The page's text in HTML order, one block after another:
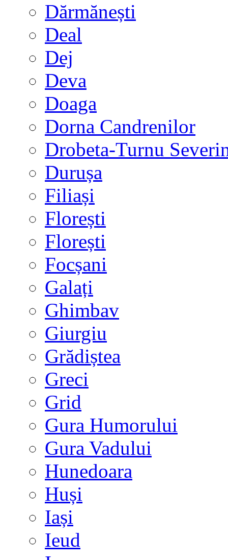
Dărmănești
Deal
Dej
Deva
Doaga
Dorna Candrenilor
Drobeta-Turnu
Durușa
Filiași
Florești
Florești
Focșani
Galați
Ghimbav
Giurgiu
Grădiștea
Greci
Grid
Gura Humorului
Gura Vadului
Hunedoara
Huși
Iași
Ieud